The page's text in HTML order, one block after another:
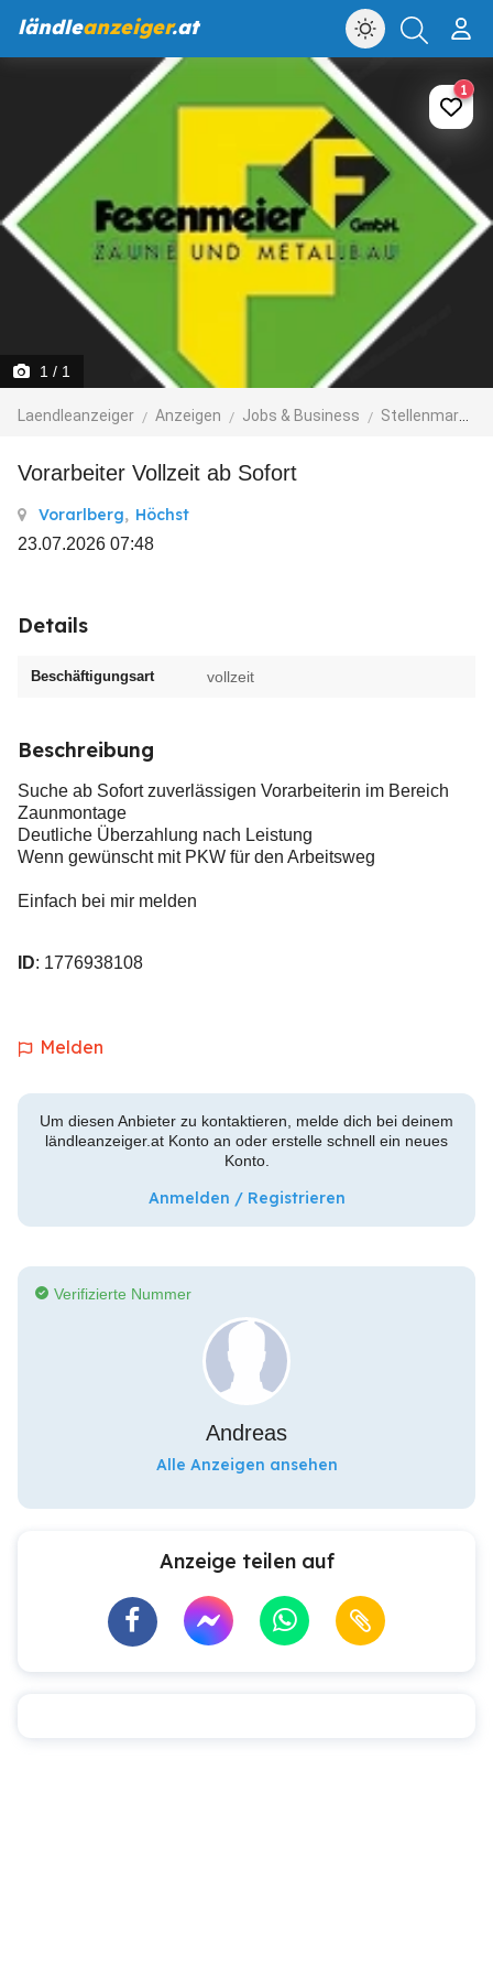
ländleanzeiger.at
1 / 1
Laendleanzeiger Anzeigen Jobs & Business Stellenmarkt
1
Vorarbeiter Vollzeit ab Sofort
Vorarlberg, Höchst
23.07.2026 07:48
Details
Beschäftigungsart vollzeit
Beschreibung
Suche ab Sofort zuverlässigen Vorarbeiterin im Bereich
Zaunmontage
Deutliche Überzahlung nach Leistung
Wenn gewünscht mit PKW für den Arbeitsweg
Einfach bei mir melden
ID: 1776938108
Melden
Um diesen Anbieter zu kontaktieren, melde dich bei deinem
ländleanzeiger.at Konto an oder erstelle schnell ein neues
Konto.
Anmelden / Registrieren
Verifizierte Nummer
Andreas
Alle Anzeigen ansehen
Anzeige teilen auf